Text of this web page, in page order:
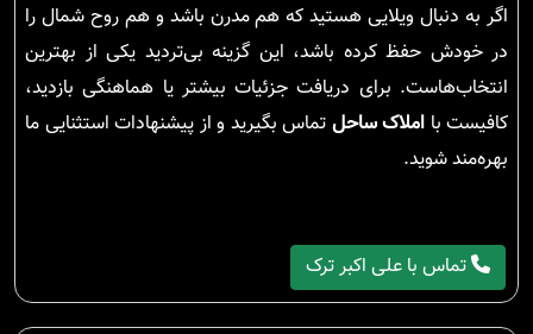
اگر به دنبال ویلایی هستید که هم مدرن باشد و هم روح شمال را
در خودش حفظ کرده باشد، این گزینه بی‌تردید یکی از بهترین
انتخاب‌هاست. برای دریافت جزئیات بیشتر یا هماهنگی بازدید،
کافیست با املاک ساحل تماس بگیرید و از پیشنهادات استثنایی ما
بهره‌مند شوید.
تماس با علی اکبر ترک